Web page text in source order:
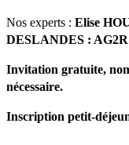
Nos experts : Elise
DESLANDES : AG2R
Invitation gratuite,
nécessaire.
Inscription petit-